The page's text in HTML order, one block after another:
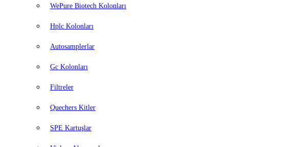
WePure Biotech Kolonları
Hplc Kolonları
Autosamplerlar
Gc Kolonları
Filtreler
Quechers Kitler
SPE Kartuşlar